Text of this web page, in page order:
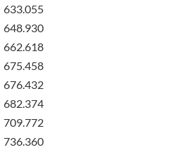
633.055
648.930
662.618
675.458
676.432
682.374
709.772
736.360